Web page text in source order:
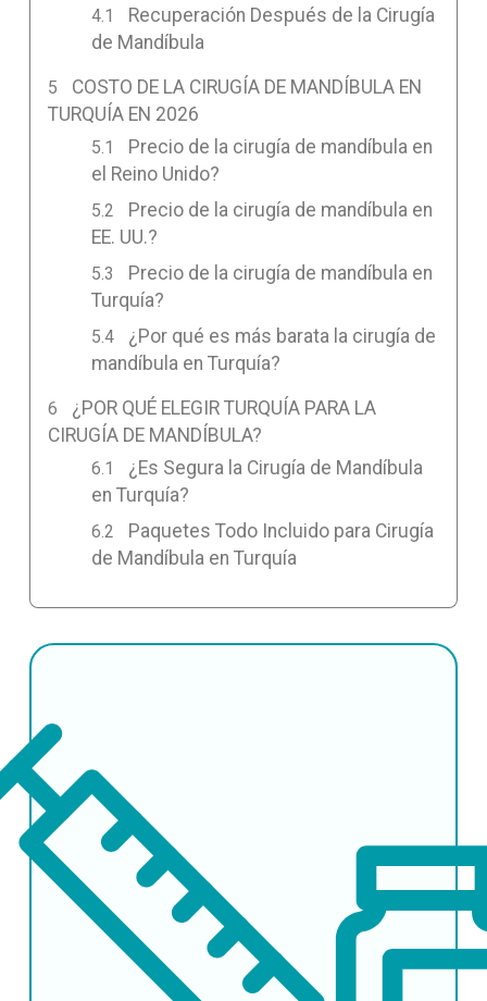
Recuperación Después de la Cirugía
de Mandíbula
COSTO DE LA CIRUGÍA DE MANDÍBULA EN
TURQUÍA EN 2026
Precio de la cirugía de mandíbula en
el Reino Unido?
Precio de la cirugía de mandíbula en
EE. UU.?
Precio de la cirugía de mandíbula en
Turquía?
¿Por qué es más barata la cirugía de
mandíbula en Turquía?
¿POR QUÉ ELEGIR TURQUÍA PARA LA
CIRUGÍA DE MANDÍBULA?
¿Es Segura la Cirugía de Mandíbula
en Turquía?
Paquetes Todo Incluido para Cirugía
de Mandíbula en Turquía